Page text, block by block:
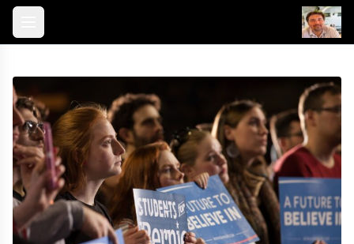
Skip to content